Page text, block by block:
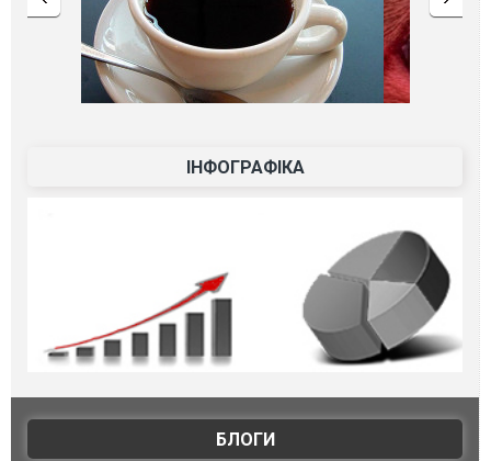
ІНФОГРАФІКА
БЛОГИ